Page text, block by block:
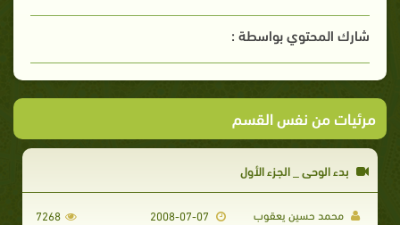
شارك المحتوي بواسطة :
مرئيات من نفس القسم
بدء الوحي _ الجزء الأول
محمد حسين يعقوب 7268